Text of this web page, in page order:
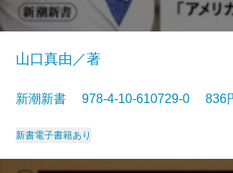
山口真由／著
新潮新書 978-4-10-610729-0 836
新書電子書籍あり